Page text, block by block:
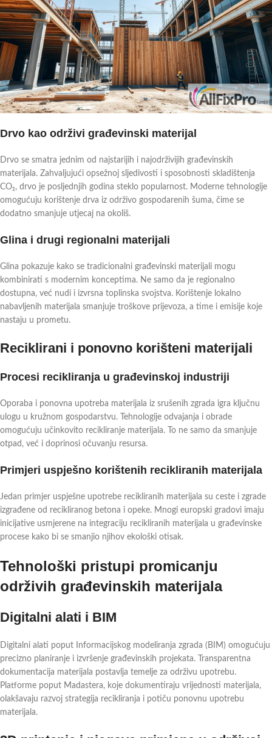
Drvo kao održivi građevinski materijal
Drvo se smatra jednim od najstarijih i najodrživijih građevinskih
materijala. Zahvaljujući opsežnoj sljedivosti i sposobnosti skladištenja
CO₂, drvo je posljednjih godina steklo popularnost. Moderne tehnologije
omogućuju korištenje drva iz održivo gospodarenih šuma, čime se
dodatno smanjuje utjecaj na okoliš.
Glina i drugi regionalni materijali
Glina pokazuje kako se tradicionalni građevinski materijali mogu
kombinirati s modernim konceptima. Ne samo da je regionalno
dostupna, već nudi i izvrsna toplinska svojstva. Korištenje lokalno
nabavljenih materijala smanjuje troškove prijevoza, a time i emisije koje
nastaju u prometu.
Reciklirani i ponovno korišteni materijali
Procesi recikliranja u građevinskoj industriji
Oporaba i ponovna upotreba materijala iz srušenih zgrada igra ključnu
ulogu u kružnom gospodarstvu. Tehnologije odvajanja i obrade
omogućuju učinkovito recikliranje materijala. To ne samo da smanjuje
otpad, već i doprinosi očuvanju resursa.
Primjeri uspješno korištenih recikliranih materijala
Jedan primjer uspješne upotrebe recikliranih materijala su ceste i zgrade
izgrađene od recikliranog betona i opeke. Mnogi europski gradovi imaju
inicijative usmjerene na integraciju recikliranih materijala u građevinske
procese kako bi se smanjio njihov ekološki otisak.
Tehnološki pristupi promicanju
održivih građevinskih materijala
Digitalni alati i BIM
Digitalni alati poput Informacijskog modeliranja zgrada (BIM) omogućuju
precizno planiranje i izvršenje građevinskih projekata. Transparentna
dokumentacija materijala postavlja temelje za održivu upotrebu.
Platforme poput Madastera, koje dokumentiraju vrijednosti materijala,
olakšavaju razvoj strategija recikliranja i potiču ponovnu upotrebu
materijala.